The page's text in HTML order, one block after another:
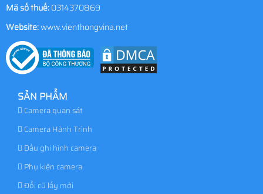
Mã số thuế:0314370869
Website:www.vienthongvina.net
SẢN PHẨM
Camera quan sát
Camera Hành Trình
Đầu ghi hình camera
Phụ kiện camera
Đổi cũ lấy mới